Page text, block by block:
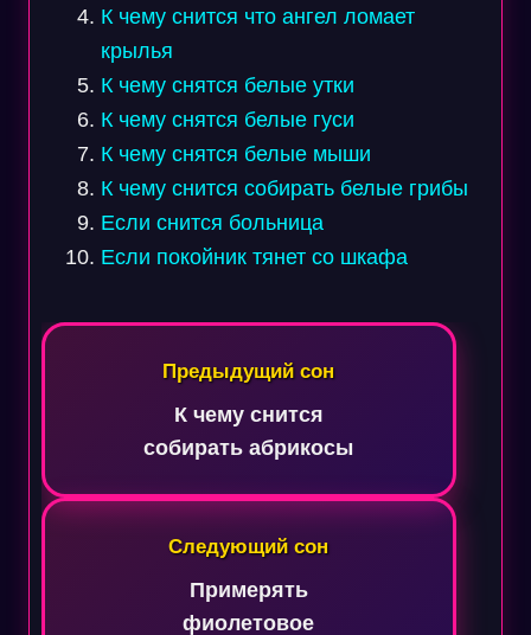
К чему снится что ангел ломает
крылья
К чему снятся белые утки
К чему снятся белые гуси
К чему снятся белые мыши
К чему снится собирать белые грибы
Если снится больница
Если покойник тянет со шкафа
Навигация
Предыдущий сон
К чему снится
собирать абрикосы
Следующий сон
Примерять
фиолетовое